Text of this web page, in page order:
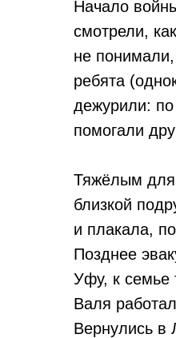
Начало
смотрели,
не
ребята
дежурили:
помогали
Тяжёлым
близкой
и плакала,
Позднее
Уфу, к семье
Валя
Вернулись в